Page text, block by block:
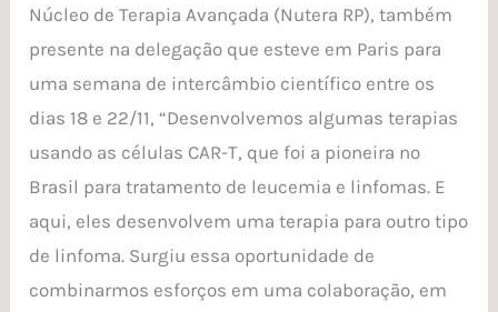
Núcleo de Terapia Avançada (Nutera RP), também
presente na delegação que esteve em Paris para
uma semana de intercâmbio científico entre os
dias 18 e 22/11, “Desenvolvemos algumas terapias
usando as células CAR-T, que foi a pioneira no
Brasil para tratamento de leucemia e linfomas. E
aqui, eles desenvolvem uma terapia para outro tipo
de linfoma. Surgiu essa oportunidade de
combinarmos esforços em uma colaboração, em